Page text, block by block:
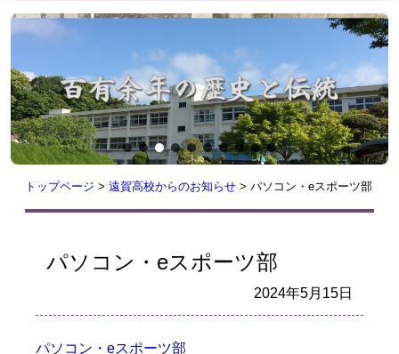
トップページ > 遠賀高校からのお知らせ > パソコン・eスポーツ部
パソコン・eスポーツ部
2024年5月15日
パソコン・eスポーツ部